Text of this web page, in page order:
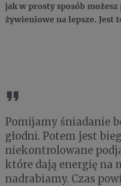
jak w prosty sposób
żywieniowe na lepsze. Jest
Pomijamy śniadanie
głodni. Potem jest
niekontrolowane
które dają energię na
nadrabiamy. Czas